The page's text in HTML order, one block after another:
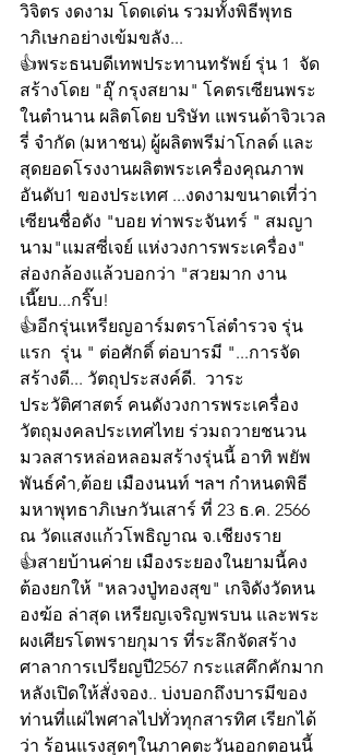
วิจิตร งดงาม โดดเด่น รวมทั้งพิธีพุทธ
าภิเษกอย่างเข้มขลัง...
👍พระธนบดีเทพประทานทรัพย์ รุ่น 1  จัด
สร้างโดย "อุ๊ กรุงสยาม" โคตรเซียนพระ
ในตำนาน ผลิตโดย บริษัท แพรนด้าจิวเวล
รี่ จำกัด (มหาชน) ผู้ผลิตพรีม่าโกลด์ และ
สุดยอดโรงงานผลิตพระเครื่องคุณภาพ
อันดับ1 ของประเทศ ...งดงามขนาดเที่ว่า
เซียนชื่อดัง "บอย ท่าพระจันทร์ " สมญา
นาม"แมสซี่เจย์ แห่งวงการพระเครื่อง"
ส่องกล้องแล้วบอกว่า "สวยมาก งาน
เนี๊ยบ...กริ๊บ!
👍อีกรุ่นเหรียญอาร์มตราโล่ตำรวจ รุ่น
แรก  รุ่น " ต่อศักดิ์ ต่อบารมี "...การจัด
สร้างดี... วัตถุประสงค์ดี.  วาระ
ประวัติศาสตร์ คนดังวงการพระเครื่อง
วัตถุมงคลประเทศไทย ร่วมถวายชนวน
มวลสารหล่อหลอมสร้างรุ่นนี้ อาทิ พยัพ
พันธ์คำ,ต้อย เมืองนนท์ ฯลฯ กำหนดพิธี
มหาพุทธาภิเษกวันเสาร์ ที่ 23 ธ.ค. 2566
ณ วัดแสงแก้วโพธิญาณ จ.เชียงราย
👍สายบ้านค่าย เมืองระยองในยามนี้คง
ต้องยกให้ "หลวงปู่ทองสุข" เกจิดังวัดหน
องฆ้อ ล่าสุด เหรียญเจริญพรบน และพระ
ผงเศียรโตพรายกุมาร ที่ระลึกจัดสร้าง
ศาลาการเปรียญปี2567 กระแสคึกคักมาก
หลังเปิดให้สั่งจอง.. บ่งบอกถึงบารมีของ
ท่านที่แผ่ไพศาลไปทั่วทุกสารทิศ เรียกได้
ว่า ร้อนแรงสุดๆในภาคตะวันออกตอนนี้